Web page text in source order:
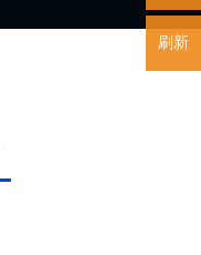
刷新